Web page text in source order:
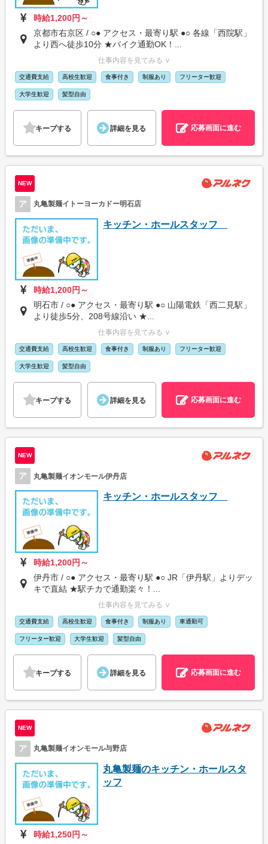
時給1,200円～
京都市右京区 / ○● アクセス・最寄り駅 ●○ 各線「西院駅」
より西へ徒歩10分 ★バイク通勤OK！...
仕事内容を見てみる ∨
交通費支給 高校生歓迎 食事付き 制服あり フリーター歓迎
大学生歓迎 髪型自由
キープする 詳細を見る 応募画面に進む
NEW
ア 丸亀製麺イトーヨーカドー明石店
キッチン・ホールスタッフ
時給1,200円～
明石市 / ○● アクセス・最寄り駅 ●○ 山陽電鉄「西二見駅」
より徒歩5分、208号線沿い ★...
仕事内容を見てみる ∨
交通費支給 高校生歓迎 食事付き 制服あり フリーター歓迎
大学生歓迎 髪型自由
キープする 詳細を見る 応募画面に進む
NEW
ア 丸亀製麺イオンモール伊丹店
キッチン・ホールスタッフ
時給1,200円～
伊丹市 / ○● アクセス・最寄り駅 ●○ JR「伊丹駅」よりデッ
キで直結 ★駅チカで通勤楽々！...
仕事内容を見てみる ∨
交通費支給 高校生歓迎 食事付き 制服あり 車通勤可
フリーター歓迎 大学生歓迎 髪型自由
キープする 詳細を見る 応募画面に進む
NEW
ア 丸亀製麺イオンモール与野店
丸亀製麺のキッチン・ホールスタ
ッフ
時給1,250円～